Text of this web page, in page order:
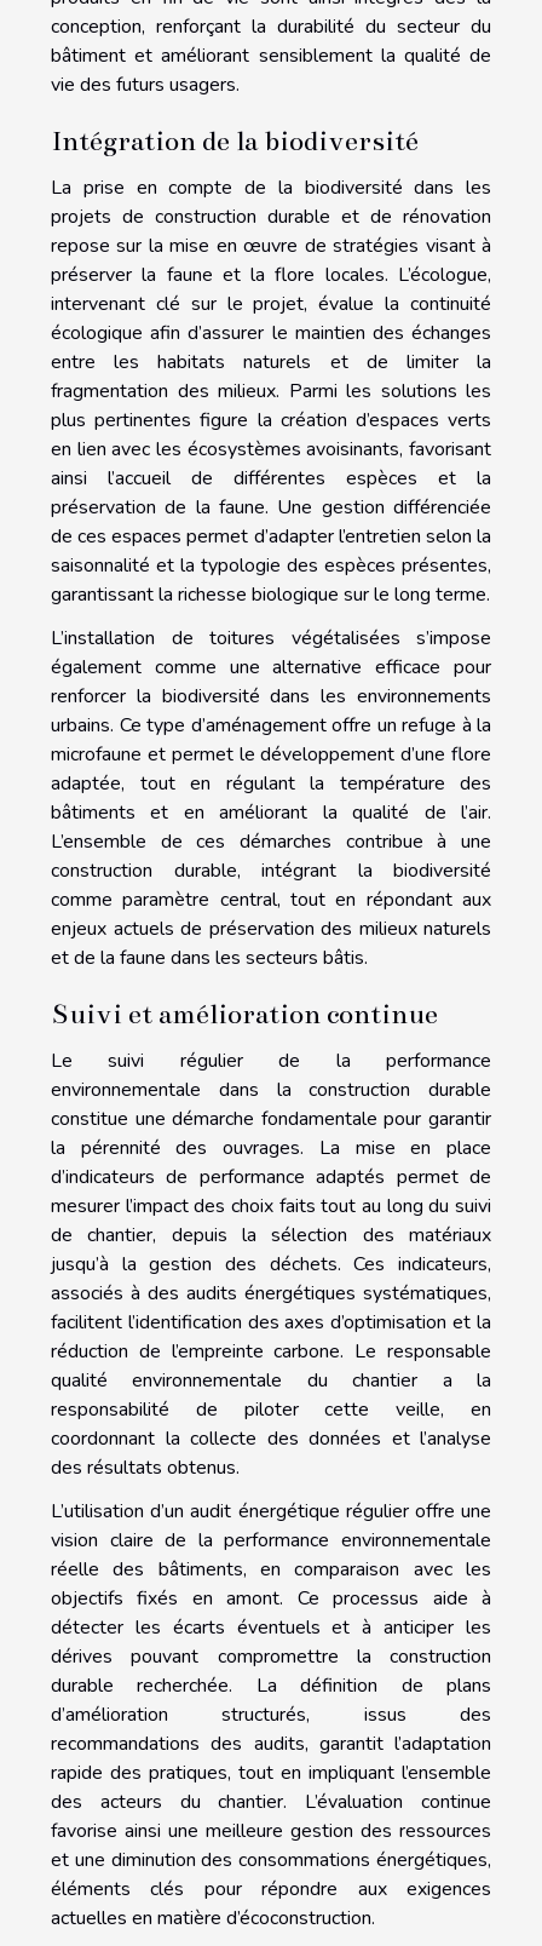
conception, renforçant la durabilité du secteur du
bâtiment et améliorant sensiblement la qualité de
vie des futurs usagers.
Intégration de la biodiversité
La prise en compte de la biodiversité dans les
projets de construction durable et de rénovation
repose sur la mise en œuvre de stratégies visant à
préserver la faune et la flore locales. L’écologue,
intervenant clé sur le projet, évalue la continuité
écologique afin d’assurer le maintien des échanges
entre les habitats naturels et de limiter la
fragmentation des milieux. Parmi les solutions les
plus pertinentes figure la création d’espaces verts
en lien avec les écosystèmes avoisinants, favorisant
ainsi l’accueil de différentes espèces et la
préservation de la faune. Une gestion différenciée
de ces espaces permet d’adapter l’entretien selon la
saisonnalité et la typologie des espèces présentes,
garantissant la richesse biologique sur le long terme.
L’installation de toitures végétalisées s’impose
également comme une alternative efficace pour
renforcer la biodiversité dans les environnements
urbains. Ce type d’aménagement offre un refuge à la
microfaune et permet le développement d’une flore
adaptée, tout en régulant la température des
bâtiments et en améliorant la qualité de l’air.
L’ensemble de ces démarches contribue à une
construction durable, intégrant la biodiversité
comme paramètre central, tout en répondant aux
enjeux actuels de préservation des milieux naturels
et de la faune dans les secteurs bâtis.
Suivi et amélioration continue
Le suivi régulier de la performance
environnementale dans la construction durable
constitue une démarche fondamentale pour garantir
la pérennité des ouvrages. La mise en place
d’indicateurs de performance adaptés permet de
mesurer l’impact des choix faits tout au long du suivi
de chantier, depuis la sélection des matériaux
jusqu’à la gestion des déchets. Ces indicateurs,
associés à des audits énergétiques systématiques,
facilitent l’identification des axes d’optimisation et la
réduction de l’empreinte carbone. Le responsable
qualité environnementale du chantier a la
responsabilité de piloter cette veille, en
coordonnant la collecte des données et l’analyse
des résultats obtenus.
L’utilisation d’un audit énergétique régulier offre une
vision claire de la performance environnementale
réelle des bâtiments, en comparaison avec les
objectifs fixés en amont. Ce processus aide à
détecter les écarts éventuels et à anticiper les
dérives pouvant compromettre la construction
durable recherchée. La définition de plans
d’amélioration structurés, issus des
recommandations des audits, garantit l’adaptation
rapide des pratiques, tout en impliquant l’ensemble
des acteurs du chantier. L’évaluation continue
favorise ainsi une meilleure gestion des ressources
et une diminution des consommations énergétiques,
éléments clés pour répondre aux exigences
actuelles en matière d’écoconstruction.